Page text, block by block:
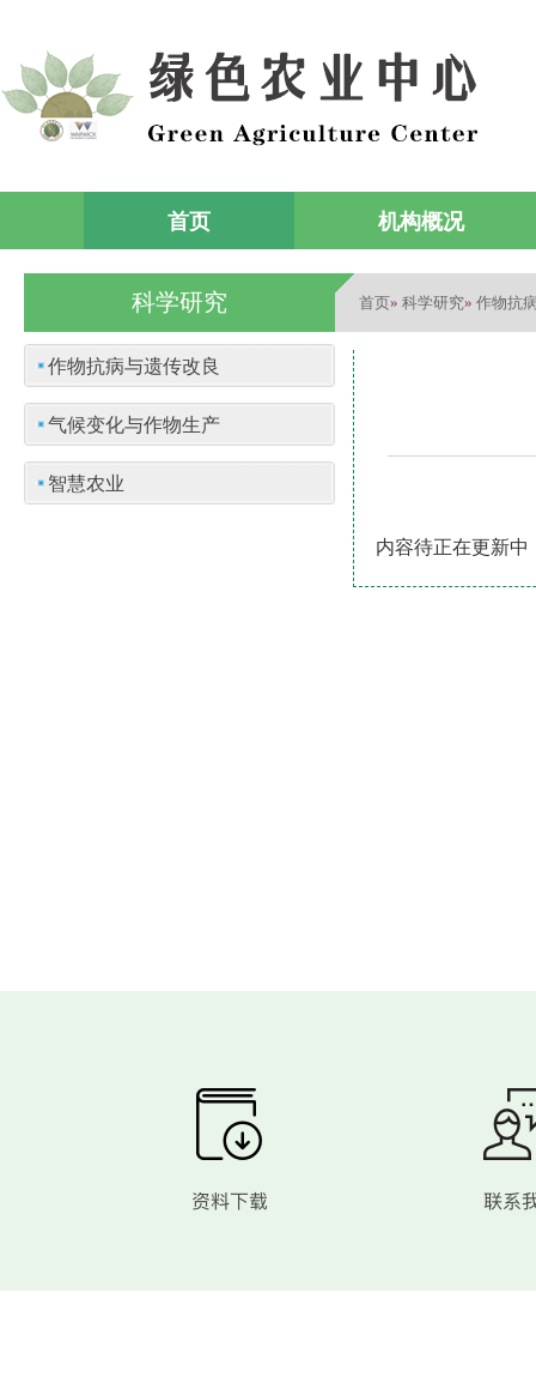
首页 机构概况
科学研究 首页» 科学研究» 作物抗
作物抗病与遗传改良
气候变化与作物生产
智慧农业
内容待正在更新